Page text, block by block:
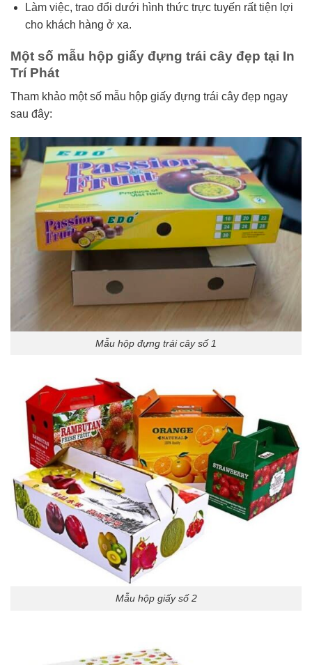
Làm việc, trao đổi dưới hình thức trực tuyến rất tiện lợi
cho khách hàng ở xa.
Một số mẫu hộp giấy đựng trái cây đẹp tại In
Trí Phát
Tham khảo một số mẫu hộp giấy đựng trái cây đẹp ngay
sau đây:
Mẫu hộp đựng trái cây số 1
Mẫu hộp giấy số 2